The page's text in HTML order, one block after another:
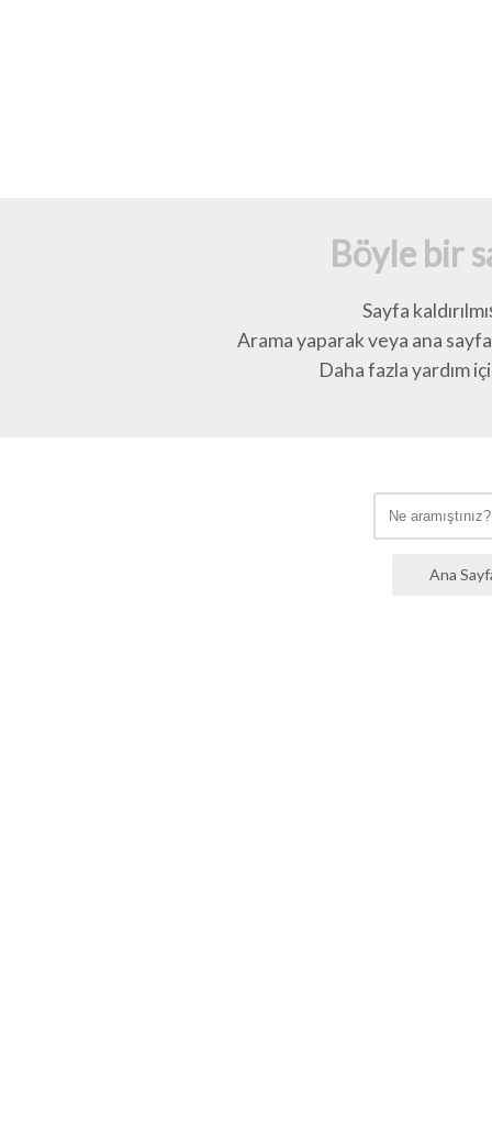
Böyle bir
Sayfa
Arama yaparak veya ana
Daha fazla yardım
Ana